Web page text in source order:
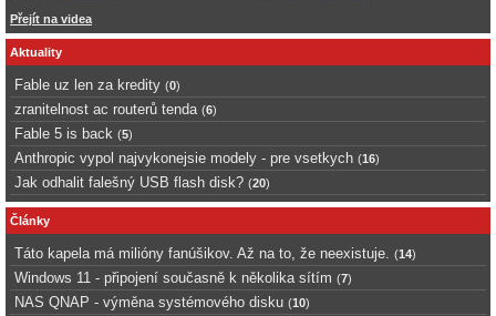
Přejít na videa
Aktuality
Fable uz len za kredity (0)
zranitelnost ac routerů tenda (6)
Fable 5 is back (5)
Anthropic vypol najvykonejsie modely - pre vsetkych (16)
Jak odhalit falešný USB flash disk? (20)
Články
Táto kapela má milióny fanúšikov. Až na to, že neexistuje. (14)
Windows 11 - připojení současně k několika sítím (7)
NAS QNAP - výměna systémového disku (10)